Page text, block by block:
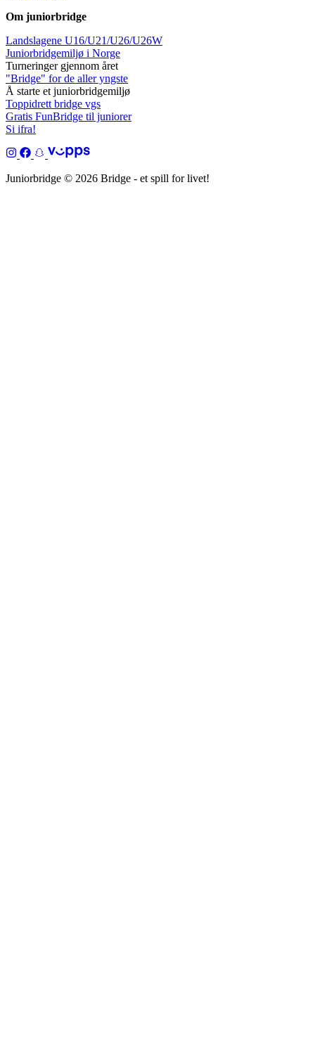
Om juniorbridge
Landslagene U16/U21/U26/U26W
Juniorbridgemiljø i Norge
Turneringer gjennom året
"Bridge" for de aller yngste
Å starte et juniorbridgemiljø
Toppidrett bridge vgs
Gratis FunBridge til juniorer
Si ifra!
Juniorbridge © 2026 Bridge - et spill for livet!